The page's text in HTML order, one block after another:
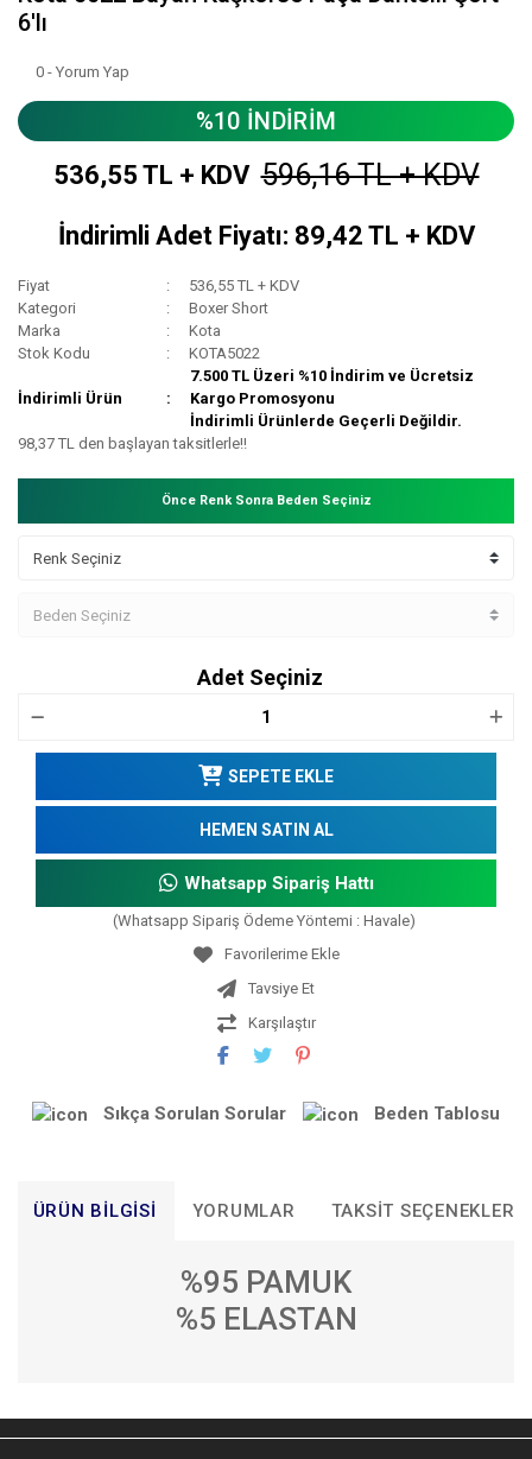
6'lı
0 - Yorum Yap
%10 İNDİRİM
536,55 TL + KDV 596,16 TL + KDV
İndirimli Adet Fiyatı: 89,42 TL + KDV
Fiyat
536,55 TL + KDV
Kategori
Boxer Short
Marka
Kota
Stok Kodu
KOTA5022
İndirimli Ürün
7.500 TL Üzeri %10 İndirim ve Ücretsiz
Kargo Promosyonu
İndirimli Ürünlerde Geçerli Değildir.
98,37 TL den başlayan taksitlerle!!
Önce Renk Sonra Beden Seçiniz
Adet Seçiniz
SEPETE EKLE
HEMEN SATIN AL
Whatsapp Sipariş Hattı
(Whatsapp Sipariş Ödeme Yöntemi : Havale)
Tavsiye Et
Karşılaştır
Sıkça Sorulan Sorular Beden Tablosu
ÜRÜN BILGISI YORUMLAR TAKSIT SEÇENEKLERI
%95 PAMUK
%5 ELASTAN
Bu ürünün fiyat bilgisi, resim, ürün açıklamalarında ve diğer
konularda yetersiz gördüğünüz noktaları öneri formunu